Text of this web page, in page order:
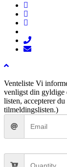
facebook
linkedin
instagram
phone
email
Venteliste Vi
venligst din gyldige
listen, accepterer
tilmeldingslisten.)